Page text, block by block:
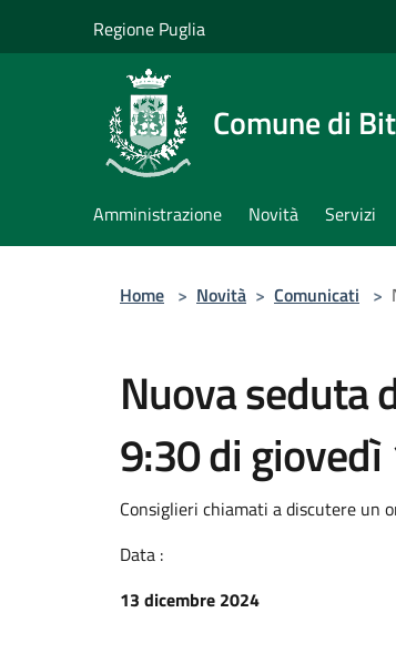
Regione Puglia
Comune di
Amministrazione Novità Servizi
Home > Novità > Comunicati >
Nuova seduta
9:30 di
Consiglieri chiamati a discutere un
Data :
13 dicembre 2024